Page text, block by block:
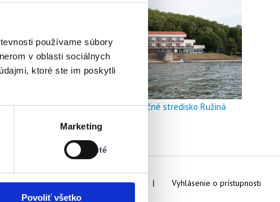
používame súbory
v oblasti sociálnych
ktoré ste im poskytli
Marketing
Vypnuté
Stav:
Vypnuté
Povoliť všetko
Doškoľovacie a rekreačné stredisko Ružiná
Webmaster Kontakty Vyhlásenie o prístupnosti